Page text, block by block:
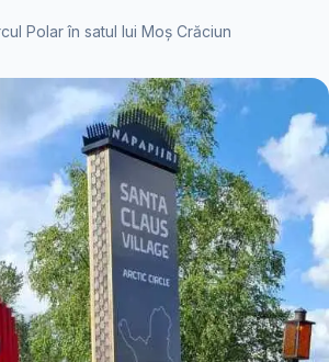
Polar în satul lui Moș Crăciun